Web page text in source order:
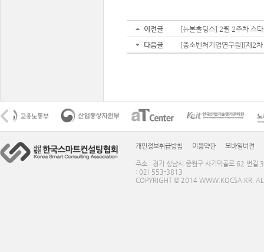
이전글
[뉴본홀딩스] 2월 2주차 스
다음글
[중소벤처기업연구원][제2
개인정보취급방침 이용약관 모바일버전
주소 : 경기 성남시 중원구 사기막골로 62 번
: 02) 553-3813
COPYRIGHT © 2014 WWW.KOCSA.KR.